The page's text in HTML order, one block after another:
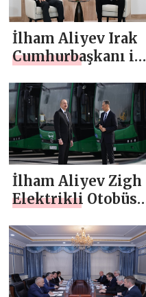
İlham Aliyev Irak
Cumhurbaşkanı ile
İlham Aliyev Zigh
Elektrikli Otobüs
ile tanıştı